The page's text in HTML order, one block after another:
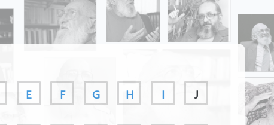
E F G H I J